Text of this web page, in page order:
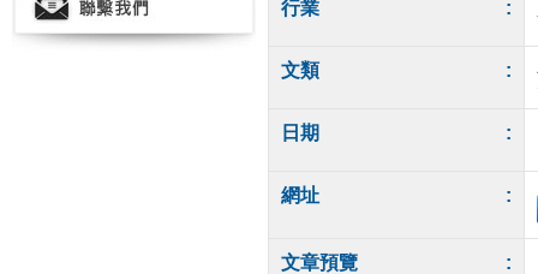
行業 :
文類 :
日期 :
網址 :
文章預覽 :